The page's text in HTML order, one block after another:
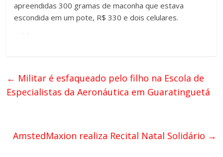
apreendidas 300 gramas de maconha que estava
escondida em um pote, R$ 330 e dois celulares.
← Militar é esfaqueado pelo filho na Escola de
Especialistas da Aeronáutica em Guaratinguetá
AmstedMaxion realiza Recital Natal Solidário →